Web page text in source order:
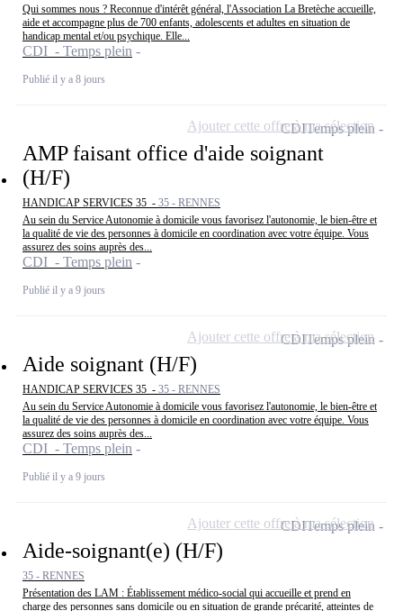
Qui sommes nous ? Reconnue d'intérêt général, l'Association La Bretèche accueille,
aide et accompagne plus de 700 enfants, adolescents et adultes en situation de
handicap mental et/ou psychique. Elle...
CDI - Temps plein
Publié il y a 8 jours
AMP faisant office d'aide soignant
(H/F)
HANDICAP SERVICES 35 - 35 - RENNES
Au sein du Service Autonomie à domicile vous favorisez l'autonomie, le bien-être et
la qualité de vie des personnes à domicile en coordination avec votre équipe. Vous
assurez des soins auprès des...
CDI - Temps plein
Publié il y a 9 jours
CDITemps plein
Ajouter cette offre à ma sélection
Aide soignant (H/F)
HANDICAP SERVICES 35 - 35 - RENNES
Au sein du Service Autonomie à domicile vous favorisez l'autonomie, le bien-être et
la qualité de vie des personnes à domicile en coordination avec votre équipe. Vous
assurez des soins auprès des...
CDI - Temps plein
Publié il y a 9 jours
CDITemps plein
Ajouter cette offre à ma sélection
Aide-soignant(e) (H/F)
35 - RENNES
Présentation des LAM : Établissement médico-social qui accueille et prend en
charge des personnes sans domicile ou en situation de grande précarité, atteintes de
CDITemps plein
Ajouter cette offre à ma sélection